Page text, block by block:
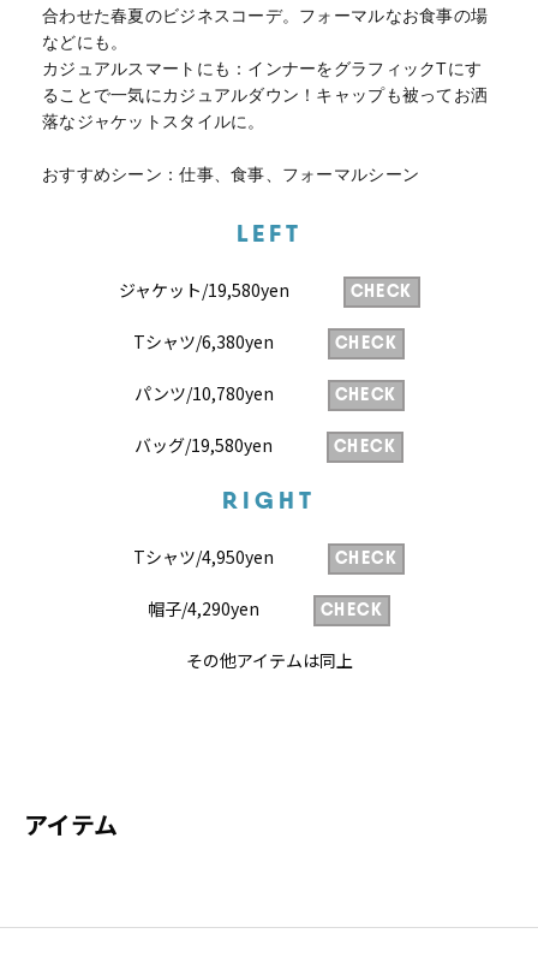
合わせた春夏のビジネスコーデ。フォーマルなお食事の場
などにも。
カジュアルスマートにも：インナーをグラフィックTにす
ることで一気にカジュアルダウン！キャップも被ってお洒
落なジャケットスタイルに。
おすすめシーン：仕事、食事、フォーマルシーン
LEFT
ジャケット/19,580yen CHECK
Tシャツ/6,380yen CHECK
パンツ/10,780yen CHECK
バッグ/19,580yen CHECK
RIGHT
Tシャツ/4,950yen CHECK
帽子/4,290yen CHECK
その他アイテムは同上
アイテム